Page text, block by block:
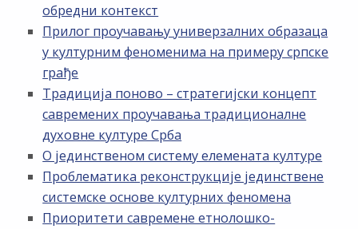
обредни контекст
Прилог проучавању универзалних образаца
у културним феноменима на примеру српске
грађе
Традиција поново – стратегијски концепт
савремених проучавања традиционалне
духовне културе Срба
О јединственом систему елемената културе
Проблематика реконструкције јединствене
системске основе културних феномена
Приоритети савремене етнолошко-